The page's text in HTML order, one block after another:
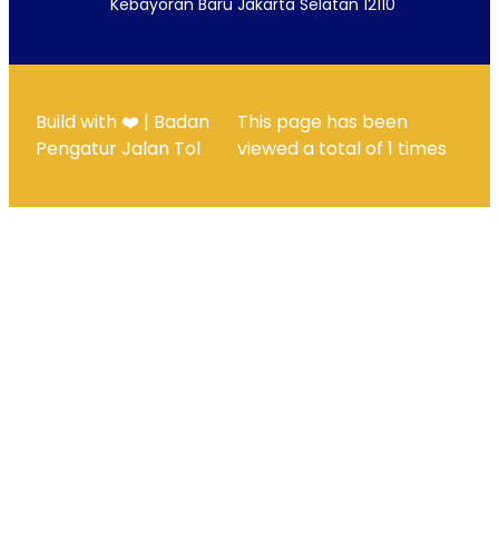
Kebayoran Baru Jakarta Selatan 12110
Build with ❤️ | Badan
Pengatur Jalan Tol
This page has been
viewed a total of1 times